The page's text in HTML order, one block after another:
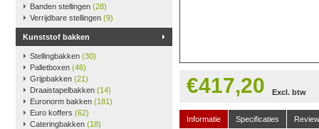
Banden stellingen (28)
Verrijdbare stellingen (9)
Kunststof bakken
Stellingbakken (30)
Palletboxen (46)
Grijpbakken (21)
Draaistapelbakken (14)
Euronorm bakken (181)
Euro koffers (62)
Cateringbakken (18)
€417,20 Excl. btw
Informatie Specificaties